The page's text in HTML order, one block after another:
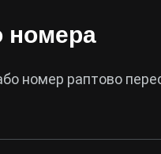
номера
номер раптово